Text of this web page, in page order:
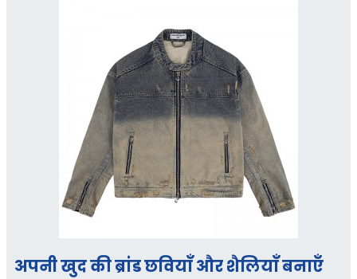
अपनी खुद की ब्रांड छवियाँ और शैलियाँ बनाएँ